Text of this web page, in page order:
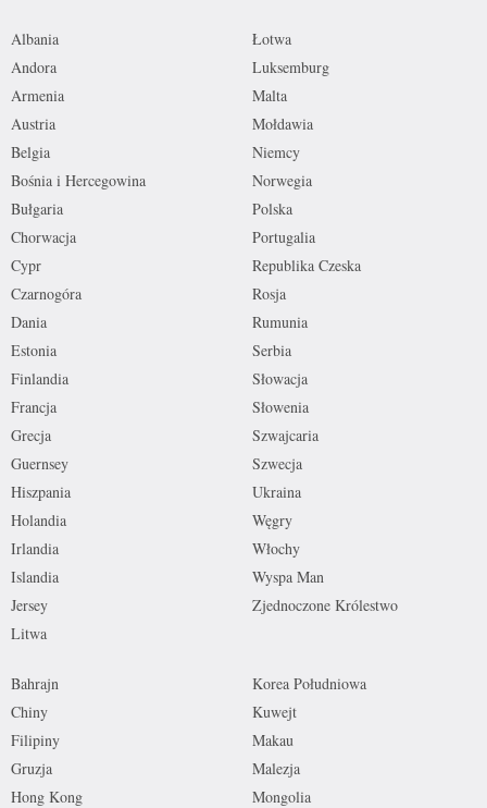
Albania
Andora
Armenia
Austria
Belgia
Bośnia i Hercegowina
Bułgaria
Chorwacja
Cypr
Czarnogóra
Dania
Estonia
Finlandia
Francja
Grecja
Guernsey
Hiszpania
Holandia
Irlandia
Islandia
Jersey
Litwa
Łotwa
Luksemburg
Malta
Mołdawia
Niemcy
Norwegia
Polska
Portugalia
Republika Czeska
Rosja
Rumunia
Serbia
Słowacja
Słowenia
Szwajcaria
Szwecja
Ukraina
Węgry
Włochy
Wyspa Man
Zjednoczone Królestwo
Bahrajn
Chiny
Filipiny
Gruzja
Hong Kong
Korea Południowa
Kuwejt
Makau
Malezja
Mongolia